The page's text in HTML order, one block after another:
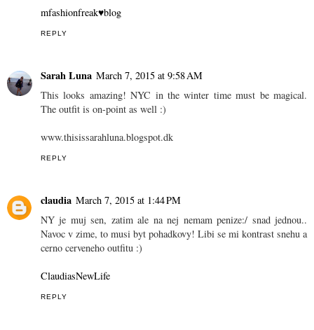
mfashionfreak♥blog
REPLY
Sarah Luna March 7, 2015 at 9:58 AM
This looks amazing! NYC in the winter time must be magical.
The outfit is on-point as well :)
www.thisissarahluna.blogspot.dk
REPLY
claudia March 7, 2015 at 1:44 PM
NY je muj sen, zatim ale na nej nemam penize:/ snad jednou..
Navoc v zime, to musi byt pohadkovy! Libi se mi kontrast snehu a
cerno cerveneho outfitu :)
ClaudiasNewLife
REPLY